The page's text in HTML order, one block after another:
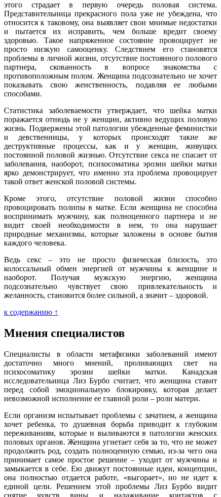
этого страдает в первую очередь половая система.
Представительница прекрасного пола уже не убеждена, что
относится к таковому, она выявляет свои мнимые недостатки
и пытается их исправить, чем больше вредит своему
здоровью. Такое напряженное состояние провоцирует не
просто низкую самооценку. Следствием его становятся
проблемы в личной жизни, отсутствие постоянного полового
партнера, скованность в вопросе знакомства с
противоположным полом. Женщина подсознательно не хочет
показывать свою женственность, подавляя ее любыми
способами.
Статистика заболеваемости утверждает, что шейка матки
поражается отнюдь не у женщин, активно ведущих половую
жизнь. Подвержены этой патологии убежденные феминистки
и девственницы, у которых происходят такие же
деструктивные процессы, как и у женщин, живущих
постоянной половой жизнью. Отсутствие секса не спасает от
заболевания, наоборот, психосоматика эрозии шейки матки
ярко демонстрирует, что именно эта проблема провоцирует
такой ответ женской половой системы.
Кроме этого, отсутствие половой жизни способно
провоцировать полипы в матке. Если женщина не способна
воспринимать мужчину, как полноценного партнера и не
видит своей необходимости в нем, то она нарушает
природные механизмы, которые заложены в основе бытия
каждого человека.
Ведь секс – это не просто физическая близость, это
колоссальный обмен энергией от мужчины к женщине и
наоборот. Получая мужскую энергию, женщина
подсознательно чувствует свою привлекательность и
желанность, становится более сильной, а значит – здоровой.
к содержанию ↑
Мнения специалистов
Специалисты в области метафизики заболеваний имеют
достаточно много мнений, проливающих свет на
психосоматику эрозии шейки матки. Канадская
исследовательница Лиз Бурбо считает, что женщина ставит
перед собой эмоциональную блокировку, которая делает
невозможной исполнение ее главной роли – роли матери.
Если организм испытывает проблемы с зачатием, а женщина
хочет ребенка, то душевная борьба приводит к глубоким
переживаниям, которые и выливаются в патологии женских
половых органов. Женщина угнетает себя за то, что не может
продолжить род, создать полноценную семью, из-за чего она
принимает самое простое решение – уходит от мужчины и
замыкается в себе. Ею движут постоянные идеи, концепции,
она полностью отдается работе, «выгорает», но не идет к
единой цели. Решением этой проблемы Лиз Бурбо видит
снятие чувств вины и налаживание контактов с